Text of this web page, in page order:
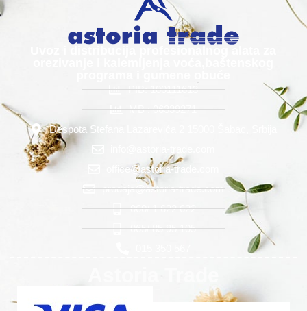
PIB: 100111613
MB : 06339271
Despota Stefana Lazarevića 2 15000 Šabac, Srbija
info@astoria-trade.com
office@astoria-trade.com
prodaja@astoria-trade.com
060/ 1 622 622
065/ 85 95 105